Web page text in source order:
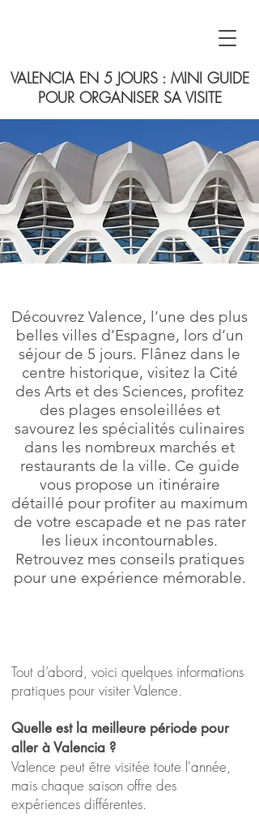
VALENCIA EN 5 JOURS : MINI GUIDE
POUR ORGANISER SA VISITE
Découvrez Valence, l’une des plus
belles villes d’Espagne, lors d’un
séjour de 5 jours. Flânez dans le
centre historique, visitez la Cité
des Arts et des Sciences, profitez
des plages ensoleillées et
savourez les spécialités culinaires
dans les nombreux marchés et
restaurants de la ville. Ce guide
vous propose un itinéraire
détaillé pour profiter au maximum
de votre escapade et ne pas rater
les lieux incontournables.
Retrouvez mes conseils pratiques
pour une expérience mémorable.
Tout d’abord, voici quelques informations
pratiques pour visiter Valence.
Quelle est la meilleure période pour
aller à Valencia ?
Valence peut être visitée toute l'année,
mais chaque saison offre des
expériences différentes.